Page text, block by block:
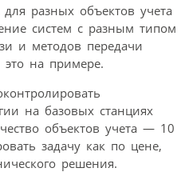
разных объектов учета
систем с разным типом
и методов передачи
на примере.
на базовых станциях
объектов учета — 10
задачу как по цене,
решения.